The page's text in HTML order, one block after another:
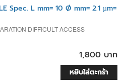
Spec. L mm= 10 Ø mm= 2.1 µm=
DIFFICULT ACCESS
1,800 บาท
หยิบใส่ตะกร้า